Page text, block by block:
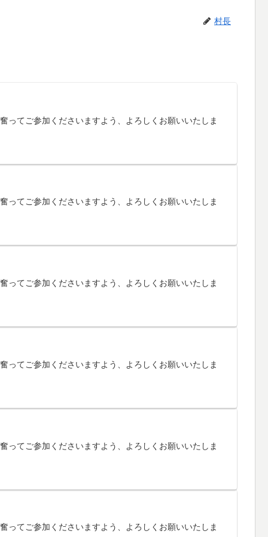
村長
ってご参加くださいますよう、よろしくお願いいたしま
ってご参加くださいますよう、よろしくお願いいたしま
ってご参加くださいますよう、よろしくお願いいたしま
ってご参加くださいますよう、よろしくお願いいたしま
ってご参加くださいますよう、よろしくお願いいたしま
ってご参加くださいますよう、よろしくお願いいたしま